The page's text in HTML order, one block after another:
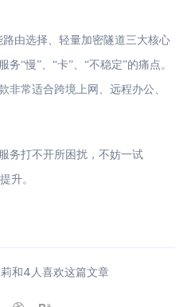
由选择、轻量加密隧道三大核心
“慢”、“卡”、“不稳定”的痛点。
非常适合跨境上网、远程办公、
务打不开所困扰，不妨一试
升。
和4人喜欢这篇文章